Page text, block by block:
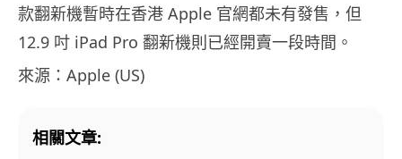
款翻新機暫時在香港 Apple 官網都未有發售，但
12.9 吋 iPad Pro 翻新機則已經開賣一段時間。
來源：Apple (US)
相關文章: